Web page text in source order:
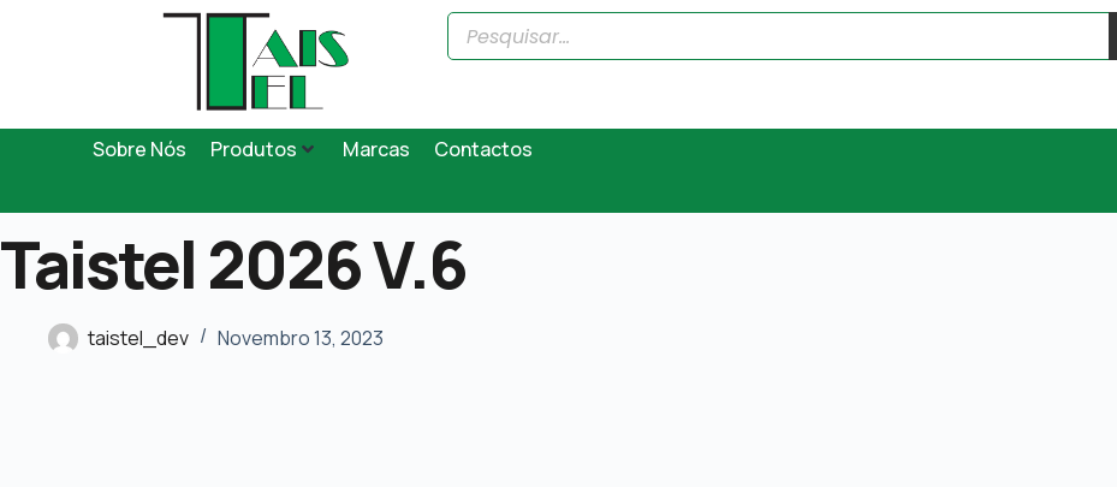
Sobre Nós Produtos Marcas Contactos
Taistel 2026 V.6
taistel_dev Novembro 13, 2023